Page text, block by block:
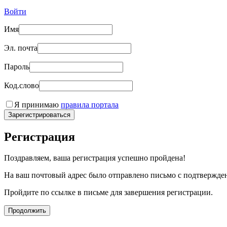
Войти
Имя
Эл. почта
Пароль
Код.слово
Я принимаю правила портала
Зарегистрироваться
Регистрация
Поздравляем, ваша регистрация успешно пройдена!
На ваш почтовый адрес было отправлено письмо с
Пройдите по ссылке в письме для завершения регистрации.
Продолжить